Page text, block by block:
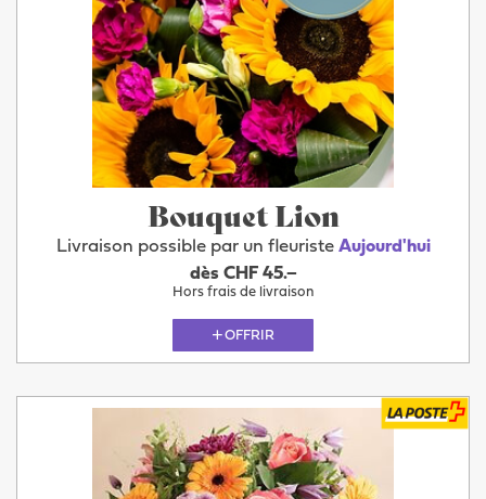
Bouquet Lion
Livraison possible par un fleuriste Aujourd'hui
dès CHF 45.–
Hors frais de livraison
OFFRIR